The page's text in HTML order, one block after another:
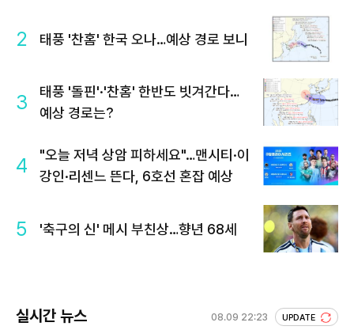
2 태풍 '찬홈' 한국 오나…예상 경로 보니
3
태풍 '돌핀'·'찬홈' 한반도 빗겨간다…
예상 경로는?
4
"오늘 저녁 상암 피하세요"…맨시티·이
강인·리센느 뜬다, 6호선 혼잡 예상
5 '축구의 신' 메시 부친상…향년 68세
실시간 뉴스 08.09 22:23 UPDATE